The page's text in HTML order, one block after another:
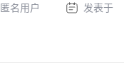
匿名用户 发表于